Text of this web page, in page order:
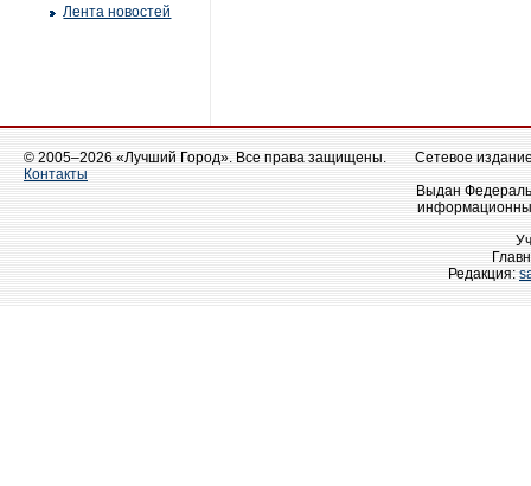
Лента новостей
© 2005–2026 «Лучший Город». Все права защищены.
Контакты
Сетевое
Выдан
Редакция: